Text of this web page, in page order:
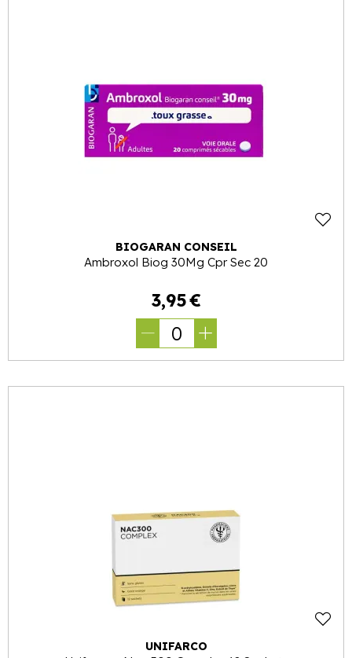
BIOGARAN CONSEIL
Ambroxol Biog 30Mg Cpr Sec 20
3,95€
0
UNIFARCO